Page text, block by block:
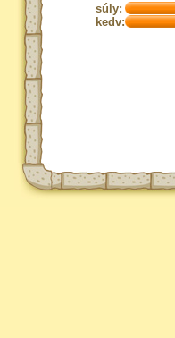
súly:
kedv: